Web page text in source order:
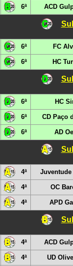
6ª ACD
6ª FC
6ª HC
6ª HC
6ª CD Paço
6ª AD
4ª Juventude
4ª OC
4ª APD
4ª ACD
4ª UD